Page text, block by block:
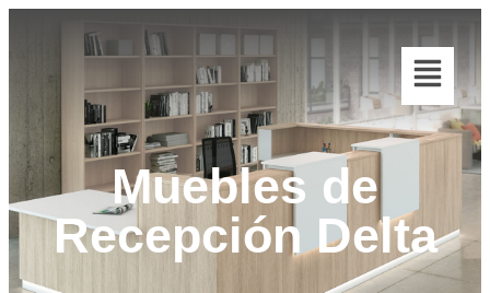
Muebles de
Recepción Delta